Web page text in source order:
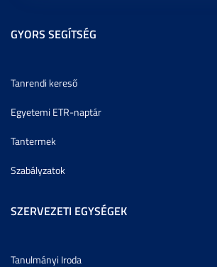
GYORS SEGÍTSÉG
Tanrendi kereső
Egyetemi ETR-naptár
Tantermek
Szabályzatok
SZERVEZETI EGYSÉGEK
Tanulmányi Iroda